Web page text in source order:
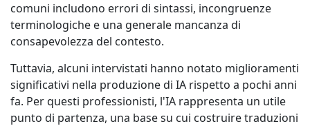
comuni includono errori di sintassi, incongruenze
terminologiche e una generale mancanza di
consapevolezza del contesto.
Tuttavia, alcuni intervistati hanno notato miglioramenti
significativi nella produzione di IA rispetto a pochi anni
fa. Per questi professionisti, l'IA rappresenta un utile
punto di partenza, una base su cui costruire traduzioni